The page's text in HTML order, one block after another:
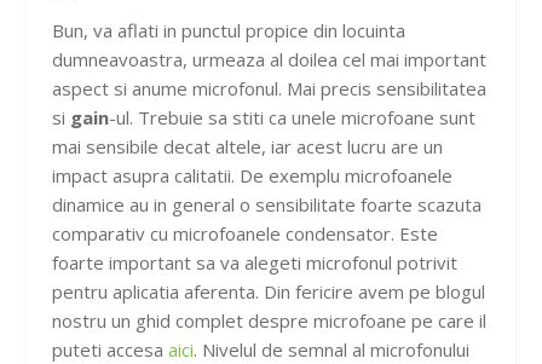
Bun, va aflati in punctul propice din locuinta
dumneavoastra, urmeaza al doilea cel mai important
aspect si anume microfonul. Mai precis sensibilitatea
si gain-ul. Trebuie sa stiti ca unele microfoane sunt
mai sensibile decat altele, iar acest lucru are un
impact asupra calitatii. De exemplu microfoanele
dinamice au in general o sensibilitate foarte scazuta
comparativ cu microfoanele condensator. Este
foarte important sa va alegeti microfonul potrivit
pentru aplicatia aferenta. Din fericire avem pe blogul
nostru un ghid complet despre microfoane pe care il
puteti accesa aici. Nivelul de semnal al microfonului